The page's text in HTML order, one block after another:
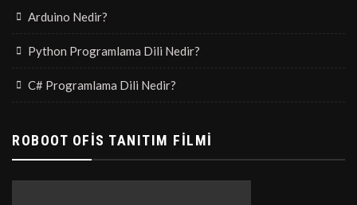
Arduino Nedir?
Python Programlama Dili Nedir?
C# Programlama Dili Nedir?
ROBOOT OFİS TANITIM FİLMİ